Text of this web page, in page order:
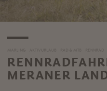
MARLING AKTIVURLAUB RAD & MTB RENNRAD
MERANER